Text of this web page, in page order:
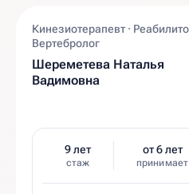
Кинезиотерапевт ·
Вертебролог
Шереметева Наталья
Вадимовна
9 лет
стаж
от 6 лет
принимает